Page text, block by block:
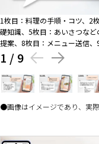
1枚目：料理の手順・コツ、2
礎知識、5枚目：あいさつな
提案、8枚目：メニュー送信
1 / 9
画像はイメージであり、実